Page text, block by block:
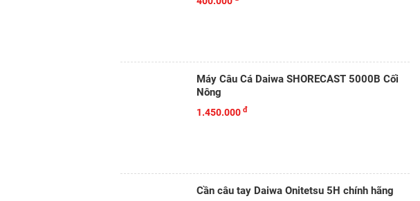
Máy Câu Cá Daiwa SHORECAST 5000B Cối
Nông
1.450.000 đ
Cần câu tay Daiwa Onitetsu 5H chính hãng